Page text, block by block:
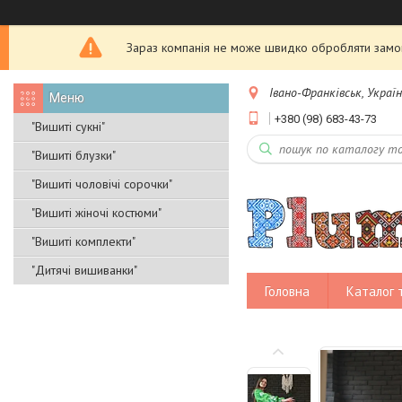
Зараз компанія не може швидко обробляти
"Вишиті сукні"
"Вишиті блузки"
"Вишиті чоловічі сорочки"
"Вишиті жіночі костюми"
"Вишиті комплекти"
"Дитячі вишиванки"
Івано-Франківськ,
+380 (98) 683-43-73
Головна Каталог